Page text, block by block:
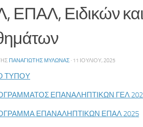
ΕΠΑΛ, Ειδικών
ΠΑΝΑΓΙΏΤΗΣ ΜΥΛΩΝΆΣ · 11 ΙΟΥΛΊΟΥ, 2025
ΤΥΠΟΥ
ΕΠΑΝΑΛΗΠΤΙΚΩΝ ΓΕΛ
ΕΠΑΝΑΛΗΠΤΙΚΩΝ ΕΠΑΛ 2025